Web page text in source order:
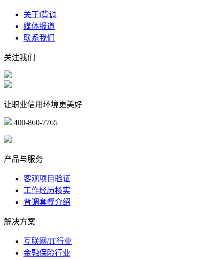
关于i背调
媒体报道
联系我们
关注我们
让职业信用环境更美好
400-860-7765
产品与服务
客观项目验证
工作经历核实
背调套餐介绍
解决方案
互联网/IT行业
金融保险行业